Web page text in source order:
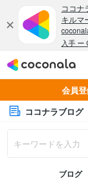
会員
ココナラブログ
ブログ